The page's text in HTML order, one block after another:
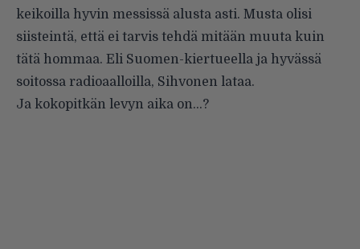
keikoilla hyvin messissä alusta asti. Musta olisi
siisteintä, että ei tarvis tehdä mitään muuta kuin
tätä hommaa. Eli Suomen-kiertueella ja hyvässä
soitossa radioaalloilla, Sihvonen lataa.
Ja kokopitkän levyn aika on…?